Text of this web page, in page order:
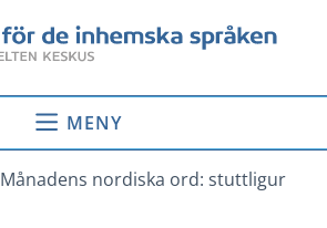
MENY
Månadens nordiska ord: stuttligur